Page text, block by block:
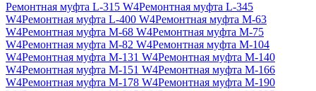
Ремонтная муфта L-315 W4Ремонтная муфта L-345
W4Ремонтная муфта L-400 W4Ремонтная муфта M-63
W4Ремонтная муфта M-68 W4Ремонтная муфта M-75
W4Ремонтная муфта M-82 W4Ремонтная муфта M-104
W4Ремонтная муфта M-131 W4Ремонтная муфта M-140
W4Ремонтная муфта M-151 W4Ремонтная муфта M-166
W4Ремонтная муфта M-178 W4Ремонтная муфта M-190